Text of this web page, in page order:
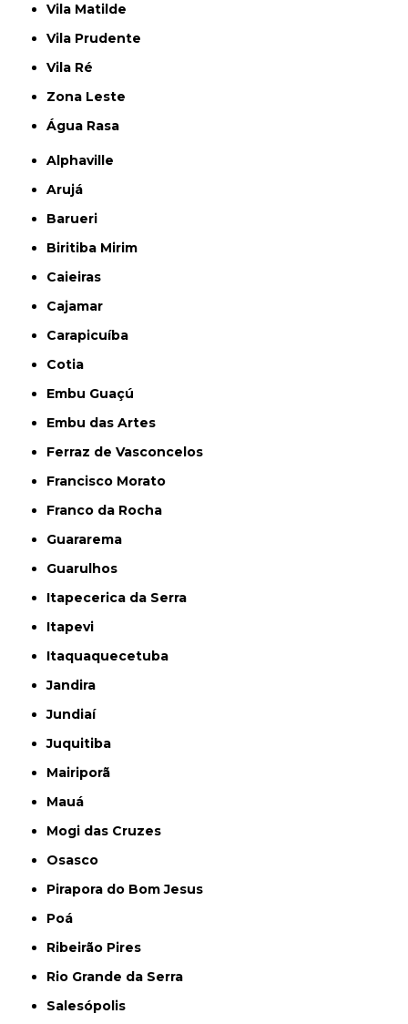
Vila Matilde
Vila Prudente
Vila Ré
Zona Leste
Água Rasa
Alphaville
Arujá
Barueri
Biritiba Mirim
Caieiras
Cajamar
Carapicuíba
Cotia
Embu Guaçú
Embu das Artes
Ferraz de Vasconcelos
Francisco Morato
Franco da Rocha
Guararema
Guarulhos
Itapecerica da Serra
Itapevi
Itaquaquecetuba
Jandira
Jundiaí
Juquitiba
Mairiporã
Mauá
Mogi das Cruzes
Osasco
Pirapora do Bom Jesus
Poá
Ribeirão Pires
Rio Grande da Serra
Salesópolis